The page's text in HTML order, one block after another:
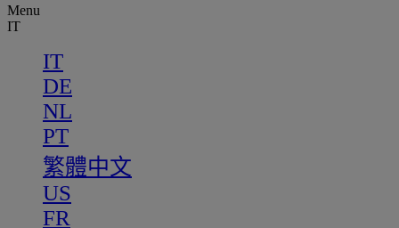
Menu
IT
IT
DE
NL
PT
繁體中文
US
FR